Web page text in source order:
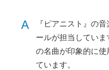
A
『ピアニスト』の
ールが担当してい
の名曲が印象的に
ています。